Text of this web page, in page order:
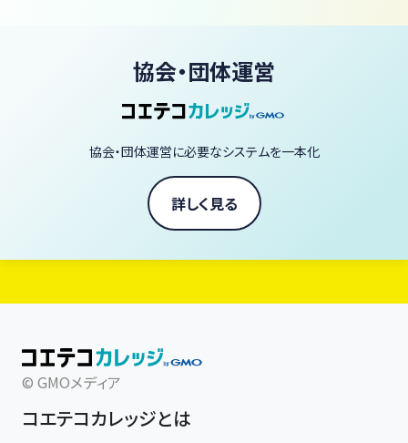
スタジオクオリティの体験： ライブ配信の臨場感で、自宅にいながら
ヴィーガン料理家 庄司いずみ
協会・団体運営
協会・団体運営に必要なシステムを一本化
詳しく見る
© GMOメディア
コエテコカレッジとは